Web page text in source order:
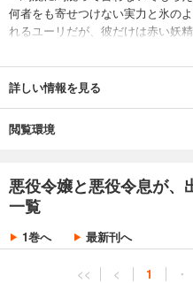
何者をも寄せつけない実力と氷の
れるユーリだが、彼だけは赤い妖
やがてその巡り合わせは、落ちて
変えていくきっかけになり――。
「……心配、してくださったんです
そんな中、彼女が契約した最弱精
※電子版は紙書籍版と一部異なる場
詳しい情報を見る
閲覧環境
悪役令嬢と悪役令息が
一覧
1巻へ 最新刊へ
<< < 1 ・